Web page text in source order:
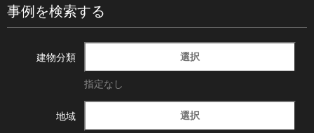
事例を検索する
建物分類 選択
指定なし
地域 選択